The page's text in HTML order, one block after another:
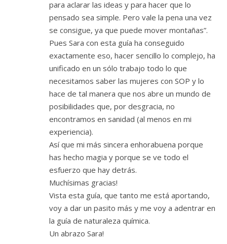
para aclarar las ideas y para hacer que lo
pensado sea simple. Pero vale la pena una vez
se consigue, ya que puede mover montañas”.
Pues Sara con esta guía ha conseguido
exactamente eso, hacer sencillo lo complejo, ha
unificado en un sólo trabajo todo lo que
necesitamos saber las mujeres con SOP y lo
hace de tal manera que nos abre un mundo de
posibilidades que, por desgracia, no
encontramos en sanidad (al menos en mi
experiencia).
Así que mi más sincera enhorabuena porque
has hecho magia y porque se ve todo el
esfuerzo que hay detrás.
Muchísimas gracias!
Vista esta guía, que tanto me está aportando,
voy a dar un pasito más y me voy a adentrar en
la guía de naturaleza química.
Un abrazo Sara!